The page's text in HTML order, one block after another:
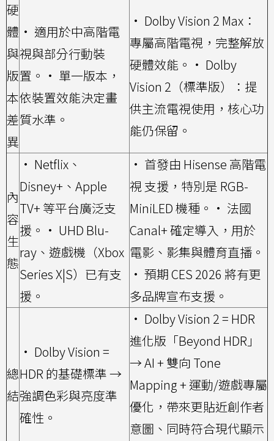
硬
體
與
版
本
差
異
• 適用於中高階電
視與部分行動裝
置。 • 單一版本，
依裝置效能決定畫
質水準。
• Dolby Vision 2 Max：
專屬高階電視，完整解放
硬體效能。 • Dolby
Vision 2（標準版）：提
供主流電視使用，核心功
能仍保留。
內
容
生
態
• Netflix、
Disney+、Apple
TV+ 等平台廣泛支
援。 • UHD Blu-
ray、遊戲機（Xbox
Series X|S）已有支
援。
• 首發由 Hisense 高階電
視 支援，特別是 RGB-
MiniLED 機種。 • 法國
Canal+ 確定導入，用於
電影、影集與體育直播。
• 預期 CES 2026 將有更
多品牌宣布支援。
總
結
• Dolby Vision =
HDR 的基礎標準 →
強調色彩與亮度準
確性。
• Dolby Vision 2 = HDR
進化版「Beyond HDR」
→ AI + 雙向 Tone
Mapping + 運動/遊戲專屬
優化，帶來更貼近創作者
意圖、同時符合現代顯示